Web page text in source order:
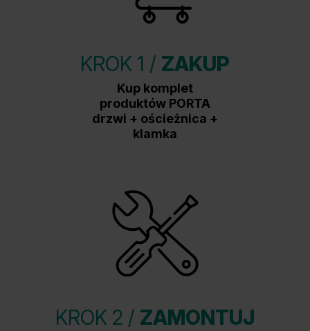
KROK 1 / ZAKUP
Kup komplet
produktów PORTA
drzwi + ościeżnica +
klamka
KROK 2 / ZAMONTUJ